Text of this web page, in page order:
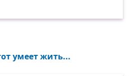
умеет жить...